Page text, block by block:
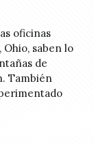
oficinas
saben lo
de
También